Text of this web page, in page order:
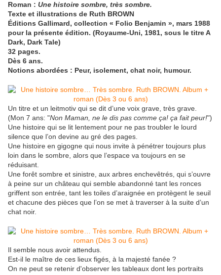
Roman : Une histoire sombre, très sombre.
Texte et illustrations de Ruth BROWN
Éditions Gallimard, collection « Folio Benjamin », mars 1988
pour la présente édition. (Royaume-Uni, 1981, sous le titre A
Dark, Dark Tale)
32 pages.
Dès 6 ans.
Notions abordées : Peur, isolement, chat noir, humour.
Un titre et un leitmotiv qui se dit d’une voix grave, très grave.
(Mon 7 ans: "Non Maman, ne le dis pas comme ça! ça fait peur!")
Une histoire qui se lit lentement pour ne pas troubler le lourd
silence que l’on devine au gré des pages.
Une histoire en gigogne qui nous invite à pénétrer toujours plus
loin dans le sombre, alors que l’espace va toujours en se
réduisant.
Une forêt sombre et sinistre, aux arbres enchevêtrés, qui s’ouvre
à peine sur un château qui semble abandonné tant les ronces
griffent son entrée, tant les toiles d’araignée en protègent le seuil
et chacune des pièces que l’on se met à traverser à la suite d’un
chat noir.
Il semble nous avoir attendus.
Est-il le maître de ces lieux figés, à la majesté fanée ?
On ne peut se retenir d'observer les tableaux dont les portraits